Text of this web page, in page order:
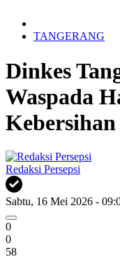
TANGERANG
Dinkes
Waspada
Redaksi Persepsi
Sabtu, 16 Mei 2026 -
0
0
58